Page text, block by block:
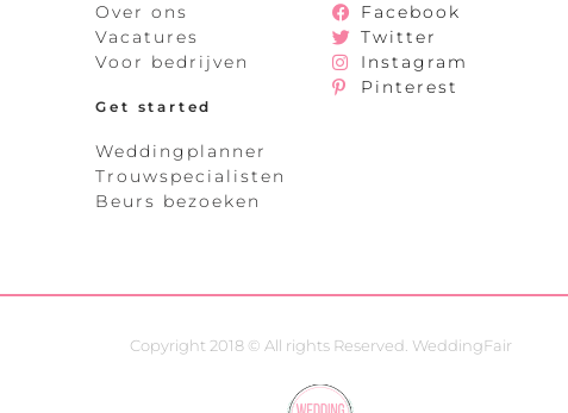
Over ons
Vacatures
Voor bedrijven
Get started
Weddingplanner
Trouwspecialisten
Beurs bezoeken
Facebook
Twitter
Instagram
Pinterest
Copyright 2018 © All rights Reserved. WeddingFair